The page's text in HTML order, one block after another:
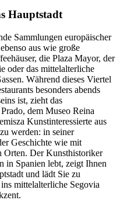
Hauptstadt
Sammlungen europäischer
aus wie große
die Plaza Mayor, der
oder das mittelalterliche
Während dieses Viertel
besonders abends
ist, zieht das
dem Museo Reina
Kunstinteressierte aus
werden: in seiner
Geschichte wie mit
Orten. Der Kunsthistoriker
in Spanien lebt, zeigt Ihnen
und lädt Sie zu
mittelalterliche Segovia